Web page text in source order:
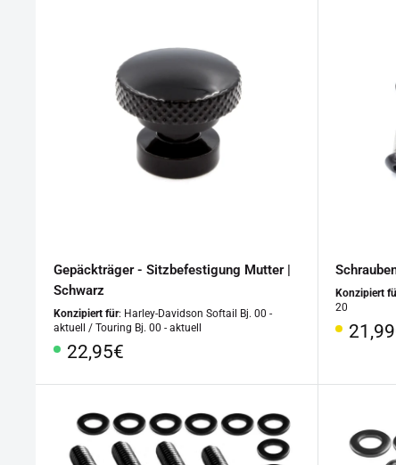
Gepäckträger - Sitzbefestigung Mutter |
Schwarz
Konzipiert für: Harley-Davidson Softail Bj. 00 -
aktuell / Touring Bj. 00 - aktuell
Sonderpreis
22,95€
Konzipiert
20